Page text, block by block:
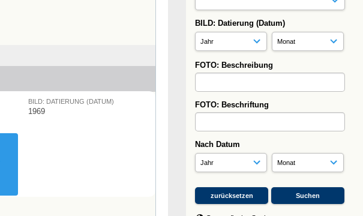
BILD: Datierung (Datum)
FOTO: Beschreibung
FOTO: Beschriftung
Nach Datum
BILD: DATIERUNG (DATUM)
1969